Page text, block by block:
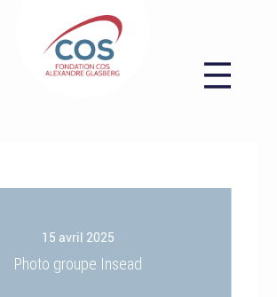
15 avril 2025
Photo groupe Insead